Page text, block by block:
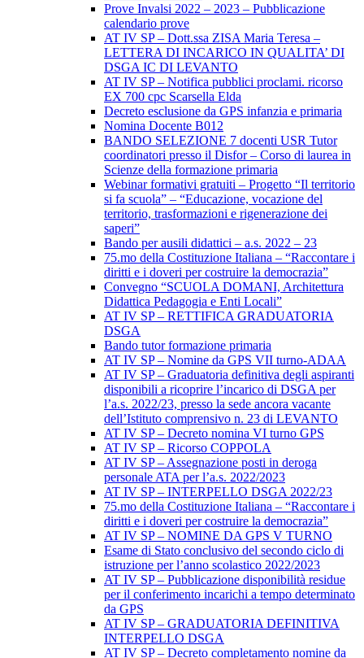
Prove Invalsi 2022 – 2023 – Pubblicazione
calendario prove
AT IV SP – Dott.ssa ZISA Maria Teresa –
LETTERA DI INCARICO IN QUALITA’ DI
DSGA IC DI LEVANTO
AT IV SP – Notifica pubblici proclami. ricorso
EX 700 cpc Scarsella Elda
Decreto esclusione da GPS infanzia e primaria
Nomina Docente B012
BANDO SELEZIONE 7 docenti USR Tutor
coordinatori presso il Disfor – Corso di laurea in
Scienze della formazione primaria
Webinar formativi gratuiti – Progetto “Il territorio
si fa scuola” – “Educazione, vocazione del
territorio, trasformazioni e rigenerazione dei
saperi”
Bando per ausili didattici – a.s. 2022 – 23
75.mo della Costituzione Italiana – “Raccontare i
diritti e i doveri per costruire la democrazia”
Convegno “SCUOLA DOMANI, Architettura
Didattica Pedagogia e Enti Locali”
AT IV SP – RETTIFICA GRADUATORIA
DSGA
Bando tutor formazione primaria
AT IV SP – Nomine da GPS VII turno-ADAA
AT IV SP – Graduatoria definitiva degli aspiranti
disponibili a ricoprire l’incarico di DSGA per
l’a.s. 2022/23, presso la sede ancora vacante
dell’Istituto comprensivo n. 23 di LEVANTO
AT IV SP – Decreto nomina VI turno GPS
AT IV SP – Ricorso COPPOLA
AT IV SP – Assegnazione posti in deroga
personale ATA per l’a.s. 2022/2023
AT IV SP – INTERPELLO DSGA 2022/23
75.mo della Costituzione Italiana – “Raccontare i
diritti e i doveri per costruire la democrazia”
AT IV SP – NOMINE DA GPS V TURNO
Esame di Stato conclusivo del secondo ciclo di
istruzione per l’anno scolastico 2022/2023
AT IV SP – Pubblicazione disponibilità residue
per il conferimento incarichi a tempo determinato
da GPS
AT IV SP – GRADUATORIA DEFINITIVA
INTERPELLO DSGA
AT IV SP – Decreto completamento nomine da